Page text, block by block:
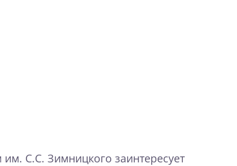
С.С. Зимницкого заинтересует